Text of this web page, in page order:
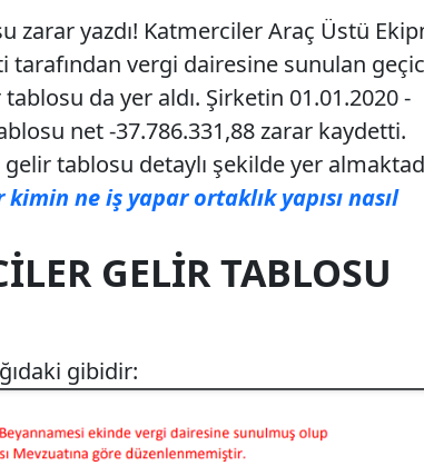
zarar yazdı! Katmerciler Araç Üstü
tarafından vergi dairesine sunulan
da yer aldı. Şirketin 01.01.2020 -
net -37.786.331,88 zarar kaydetti.
tablosu detaylı şekilde yer
ne iş yapar ortaklık yapısı nasıl
GELIR TABLOSU
gibidir: